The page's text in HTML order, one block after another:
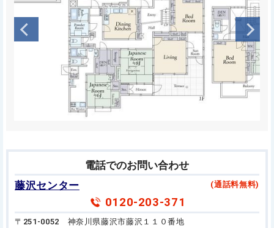
電話でのお問い合わせ
藤沢センター
(通話料無料)
0120-203-371
〒251-0052 神奈川県藤沢市藤沢１１０番地